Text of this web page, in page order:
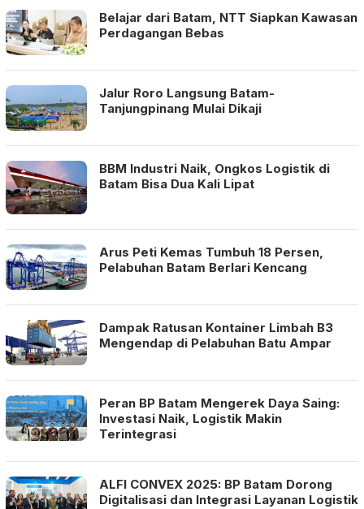
Belajar dari Batam, NTT Siapkan Kawasan
Perdagangan Bebas
Jalur Roro Langsung Batam-
Tanjungpinang Mulai Dikaji
BBM Industri Naik, Ongkos Logistik di
Batam Bisa Dua Kali Lipat
Arus Peti Kemas Tumbuh 18 Persen,
Pelabuhan Batam Berlari Kencang
Dampak Ratusan Kontainer Limbah B3
Mengendap di Pelabuhan Batu Ampar
Peran BP Batam Mengerek Daya Saing:
Investasi Naik, Logistik Makin
Terintegrasi
ALFI CONVEX 2025: BP Batam Dorong
Digitalisasi dan Integrasi Layanan Logistik